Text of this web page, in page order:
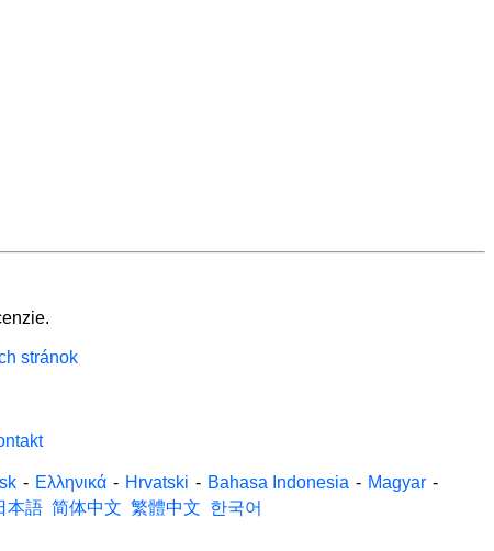
stránok
- Ελληνικά - Hrvatski - Bahasa Indonesia - Magyar -
本語 简体中文 繁體中文 한국어